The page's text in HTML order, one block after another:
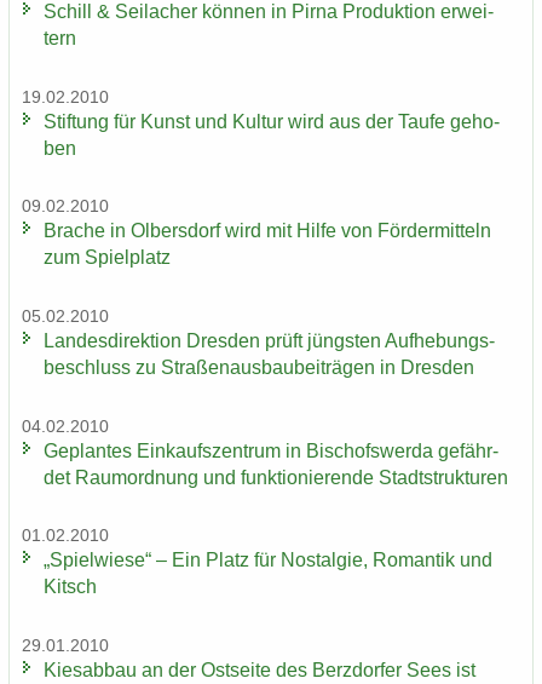
Schill & Seil­a­cher kön­nen in Pirna Pro­duk­ti­on er­wei­
tern
19.02.2010
Stif­tung für Kunst und Kul­tur wird aus der Taufe ge­ho­
ben
09.02.2010
Bra­che in Ol­bers­dorf wird mit Hilfe von För­der­mit­teln
zum Spiel­platz
05.02.2010
Lan­des­di­rek­ti­on Dres­den prüft jüngs­ten Auf­he­bungs­
be­schluss zu Stra­ßen­aus­bau­bei­trä­gen in Dres­den
04.02.2010
Ge­plan­tes Ein­kaufs­zen­trum in Bi­schofs­wer­da ge­fähr­
det Raum­ord­nung und funk­tio­nie­ren­de Stadt­struk­tu­ren
01.02.2010
„Spiel­wie­se“ – Ein Platz für Nost­al­gie, Ro­man­tik und
Kitsch
29.01.2010
Kies­ab­bau an der Ost­sei­te des Berz­dor­fer Sees ist